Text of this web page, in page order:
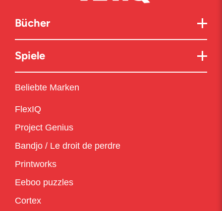
Bücher
Spiele
Beliebte Marken
FlexIQ
Project Genius
Bandjo / Le droit de perdre
Printworks
Eeboo puzzles
Cortex